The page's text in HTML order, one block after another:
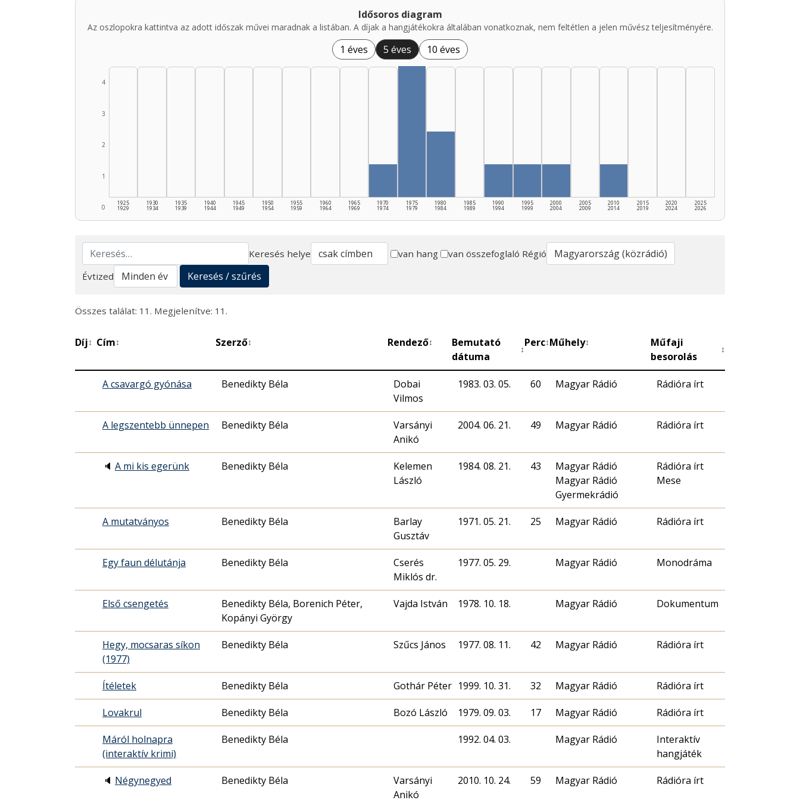
Idősoros diagram
Az oszlopokra kattintva az adott időszak művei maradnak a listában. A díjak a hangjátékokra általában vonatkoznak, nem feltétlen a jelen művész teljesítményére.
1 éves 5 éves 10 éves
0
1
2
3
4
1925
1929
1930
1934
1935
1939
1940
1944
1945
1949
1950
1954
1955
1959
1960
1964
1965
1969
1970
1974
1975
1979
1980
1984
1985
1989
1990
1994
1995
1999
2000
2004
2005
2009
2010
2014
2015
2019
2020
2024
2025
2026
Keresés
Keresés helye van hang van összefoglaló Régió
Évtized
Keresés / szűrés
Összes találat: 11. Megjelenítve: 11.
Díj↕ Cím↕ Szerző↕ Rendező↕
Bemutató
dátuma
↕
Perc↕Műhely↕
Műfaji
besorolás
↕
A csavargó gyónása Benedikty Béla
Dobai
Vilmos
1983. 03. 05. 60 Magyar Rádió Rádióra írt
A legszentebb ünnepen Benedikty Béla
Varsányi
Anikó
2004. 06. 21. 49 Magyar Rádió Rádióra írt
🔈 A mi kis egerünk Benedikty Béla
Kelemen
László
1984. 08. 21. 43
Magyar Rádió
Magyar Rádió
Gyermekrádió
Rádióra írt
Mese
A mutatványos Benedikty Béla
Barlay
Gusztáv
1971. 05. 21. 25 Magyar Rádió Rádióra írt
Egy faun délutánja Benedikty Béla
Cserés
Miklós dr.
1977. 05. 29. Magyar Rádió Monodráma
Első csengetés
Benedikty Béla, Borenich Péter,
Kopányi György
Vajda István 1978. 10. 18. Magyar Rádió Dokumentum
Hegy, mocsaras síkon
(1977)
Benedikty Béla Szűcs János 1977. 08. 11. 42 Magyar Rádió Rádióra írt
Ítéletek Benedikty Béla Gothár Péter 1999. 10. 31. 32 Magyar Rádió Rádióra írt
Lovakrul Benedikty Béla Bozó László 1979. 09. 03. 17 Magyar Rádió Rádióra írt
Máról holnapra
(interaktív krimi)
Benedikty Béla 1992. 04. 03. Magyar Rádió
Interaktív
hangjáték
🔈 Négynegyed Benedikty Béla
Varsányi
Anikó
2010. 10. 24. 59 Magyar Rádió Rádióra írt